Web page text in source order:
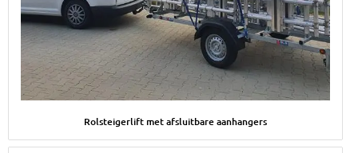
Rolsteigerlift met afsluitbare aanhangers